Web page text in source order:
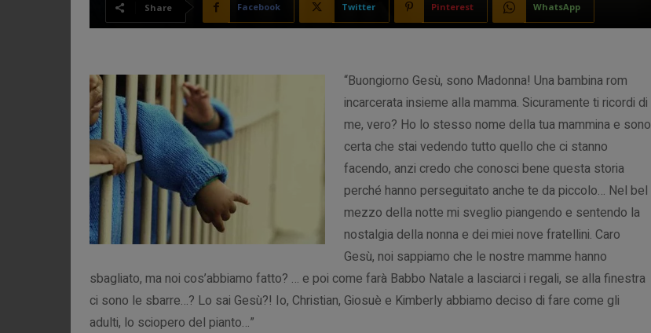
Share Facebook Twitter Pinterest WhatsApp
“Buongiorno Gesù, sono Madonna! Una bambina rom
incarcerata insieme alla mamma. Sicuramente ti ricordi di
me, vero? Ho lo stesso nome della tua mammina e sono
certa che stai vedendo tutto quello che ci stanno
facendo, anzi credo che conosci bene questa storia
perché hanno perseguitato anche te da piccolo… Nel bel
mezzo della notte mi sveglio piangendo e sentendo la
nostalgia della nonna e dei miei nove fratellini. Caro
Gesù, noi sappiamo che le nostre mamme hanno
sbagliato, ma noi cos’abbiamo fatto? … e poi come farà Babbo Natale a lasciarci i regali, se alla finestra
ci sono le sbarre…? Lo sai Gesù?! Io, Christian, Giosuè e Kimberly abbiamo deciso di fare come gli
adulti, lo sciopero del pianto…”